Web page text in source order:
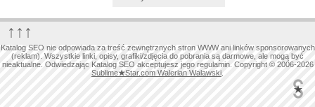
↑↑↑
Katalog SEO nie odpowiada za treść zewnętrznych stron WWW ani linków sponsorowanych
(reklam). Wszystkie linki, opisy, grafiki/zdjęcia do pobrania są darmowe, ale mogą być
nieaktualne. Odwiedzając Katalog SEO akceptujesz jego regulamin. Copyright © 2006-2026
Sublime★Star.com Walerian Walawski